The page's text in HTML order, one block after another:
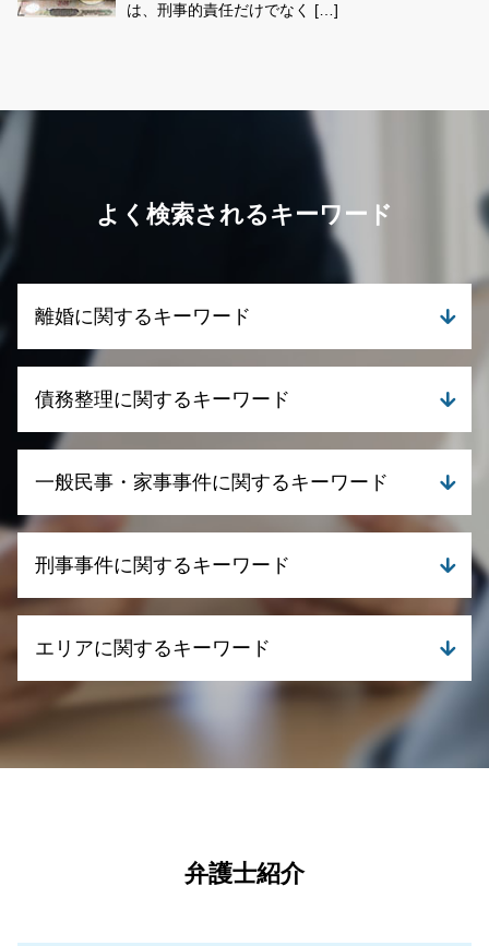
は、刑事的責任だけでなく […]
よく検索されるキーワード
離婚に関するキーワード
離婚 養育費 払わない
離婚 訴状
離婚 デメリット
離婚 財産分与 家
養育費とは
dv 証拠
離婚 調停 期間 最長
離婚 メリット
親権と監護権を分ける
養育費 払わない 公正証書
債務整理に関するキーワード
個人再生 デメリット
自己破産 流れ
民事再生 メリット デメリット
債務整理 自己破産
個人再生 申し立て
自己破産 クレジットカード
民事再生とは 個人
債務整理 相談 おすすめ
一般民事・家事事件に関するキーワード
不動産取引 クレーム
成年後見 相談
遺産分割協議書 必要書類
相続 遺贈 違い
刑事事件に関するキーワード
刑事事件 示談
刑事事件 時効
刑事事件とは
刑事事件 慰謝料
エリアに関するキーワード
刑事事件 弁護士 鹿児島県
債務整理 弁護士 霧島市弁護士紹介